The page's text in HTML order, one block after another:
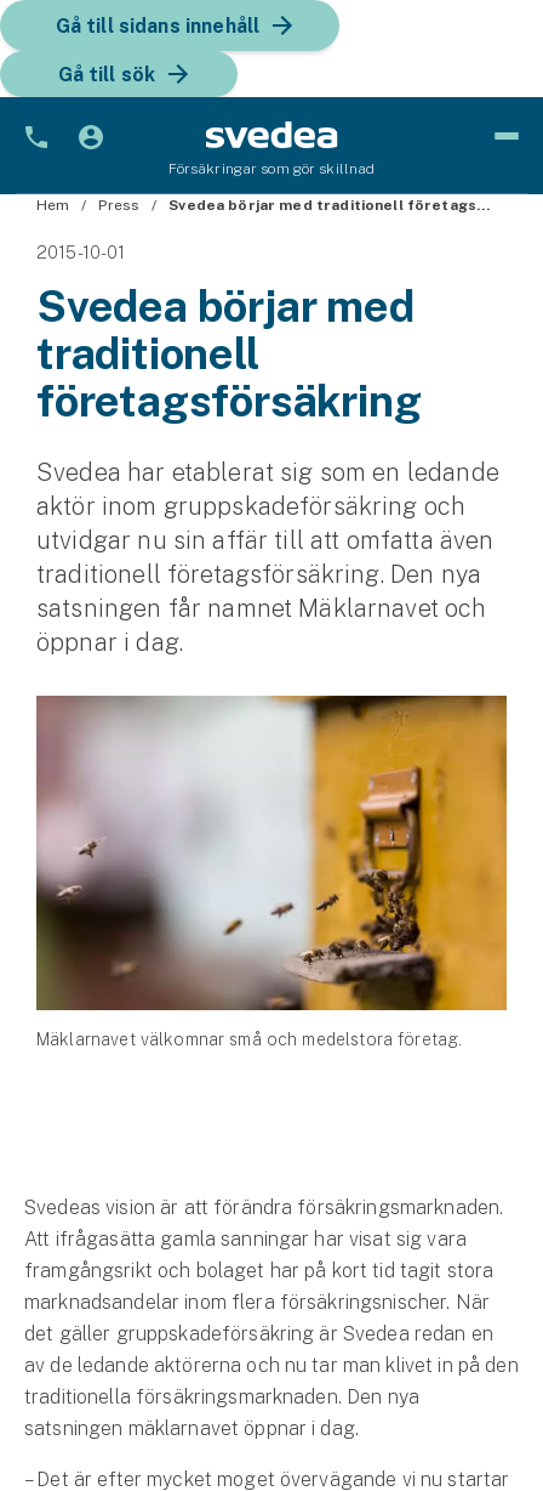
Gå till sidans innehåll
Gå till sök
Försäkringar som gör skillnad
Bil
Bilförsäkring
Bilförsäkring för företag
Fordon
Snöskoterförsäkring
ATV-försäkring
Släpvagnsförsäkring
Husvagnsförsäkring
Motorcykel
Märkesförsäkringar
Vattenskoterförsäkring
Sportfiskarna
Djur
Kattförsäkring
Djurförsäkring
Hem & hus
Hemförsäkring
Villaförsäkring
Mäklarnavet välkomnar små och medelstora företag.
Hem Press Svedea börjar med traditionell företagsförsäkring
2015-10-01
Svedea börjar med
traditionell
företagsförsäkring
Svedea har etablerat sig som en ledande
aktör inom gruppskadeförsäkring och
utvidgar nu sin affär till att omfatta även
traditionell företagsförsäkring. Den nya
satsningen får namnet Mäklarnavet och
öppnar i dag.
Svedeas vision är att förändra försäkringsmarknaden.
Att ifrågasätta gamla sanningar har visat sig vara
framgångsrikt och bolaget har på kort tid tagit stora
marknadsandelar inom flera försäkringsnischer. När
det gäller gruppskadeförsäkring är Svedea redan en
av de ledande aktörerna och nu tar man klivet in på den
traditionella försäkringsmarknaden. Den nya
satsningen mäklarnavet öppnar i dag.
– Det är efter mycket moget övervägande vi nu startar